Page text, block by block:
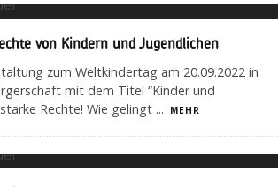
von Kindern und Jugendlichen
zum Weltkindertag am 20.09.2022 in
mit dem Titel “Kinder und
Rechte! Wie gelingt ... MEHR